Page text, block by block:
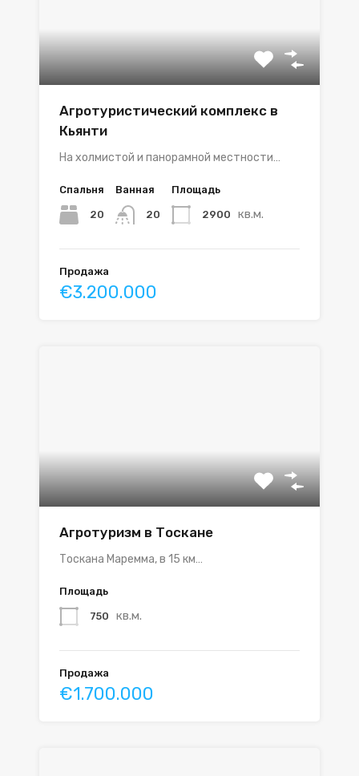
Агротуристический комплекс в
Кьянти
На холмистой и панорамной местности…
Спальня
20
Ванная
20
Площадь
2900 кв.м.
Продажа
€3.200.000
Агротуризм в Тоскане
Тоскана Маремма, в 15 км…
Площадь
750 кв.м.
Продажа
€1.700.000